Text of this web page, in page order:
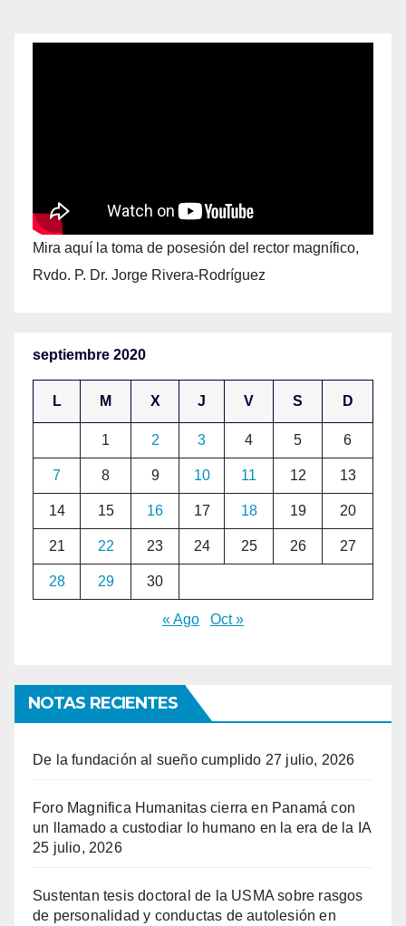
Mira aquí la toma de posesión del rector magnífico,
Rvdo. P. Dr. Jorge Rivera-Rodríguez
septiembre 2020
L M X J V S D
1 2 3 4 5 6
7 8 9 10 11 12 13
14 15 16 17 18 19 20
21 22 23 24 25 26 27
28 29 30
« Ago Oct »
NOTAS RECIENTES
De la fundación al sueño cumplido 27 julio, 2026
Foro Magnifica Humanitas cierra en Panamá con
un llamado a custodiar lo humano en la era de la IA
25 julio, 2026
Sustentan tesis doctoral de la USMA sobre rasgos
de personalidad y conductas de autolesión en